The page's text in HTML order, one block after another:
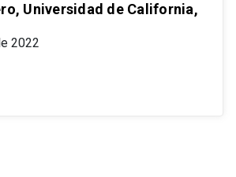
Universidad de California,
2022